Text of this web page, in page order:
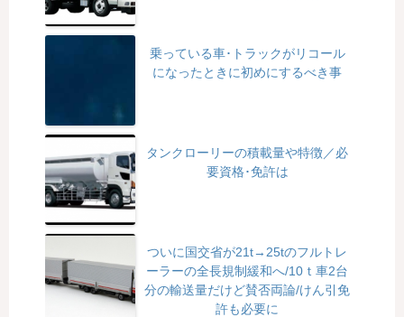
乗っている車･トラックがリコール
になったときに初めにするべき事
タンクローリーの積載量や特徴／必
要資格･免許は
ついに国交省が21t→25tのフルトレ
ーラーの全長規制緩和へ/10ｔ車2台
分の輸送量だけど賛否両論/けん引免
許も必要に